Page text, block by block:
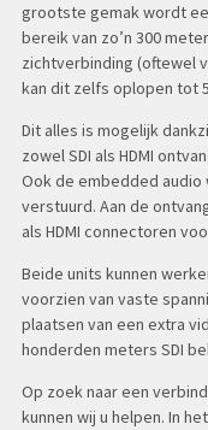
grootste gemak wordt
bereik van zo’n 300
zichtverbinding (oftewel
kan dit zelfs oplopen tot
Dit alles is mogelijk
zowel SDI als HDMI
Ook de embedded
verstuurd. Aan de
als HDMI connectoren
Beide units kunnen
voorzien van vaste
plaatsen van een extra
honderden meters SDI
Op zoek naar een
kunnen wij u helpen. In